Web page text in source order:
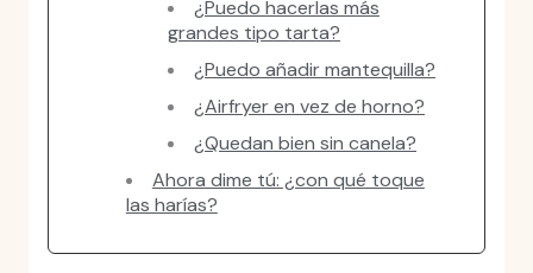
¿Puedo hacerlas más
grandes tipo tarta?
¿Puedo añadir mantequilla?
¿Airfryer en vez de horno?
¿Quedan bien sin canela?
Ahora dime tú: ¿con qué toque
las harías?